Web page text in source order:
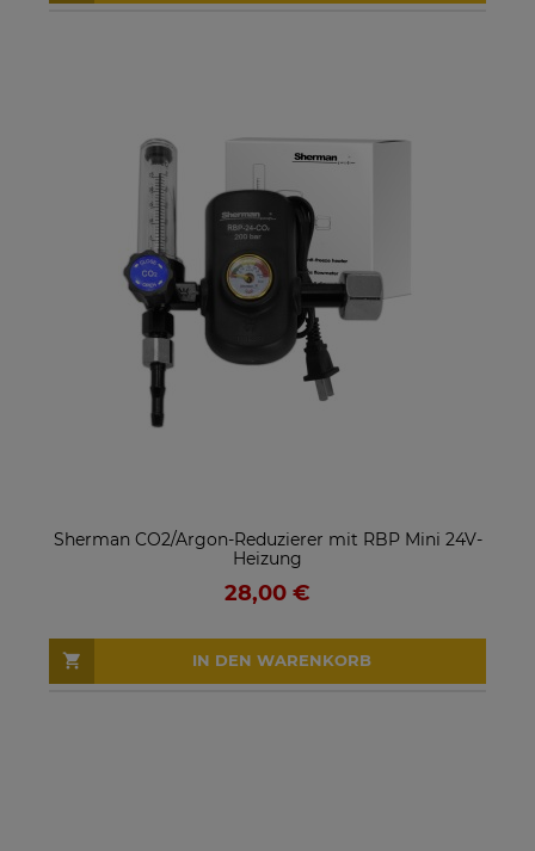
Sherman CO2/Argon-Reduzierer mit RBP Mini 24V-
Heizung
28,00 €
IN DEN WARENKORB